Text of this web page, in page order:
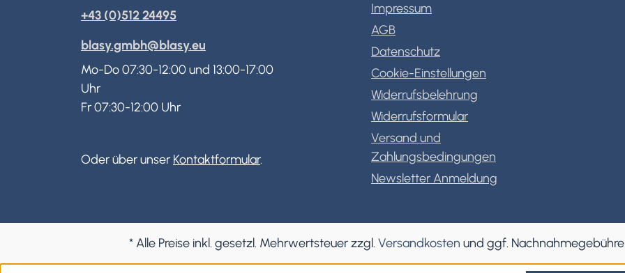
+43 (0)512 24495
blasy.gmbh@blasy.eu
Mo-Do 07:30-12:00 und 13:00-17:00
Uhr
Fr 07:30-12:00 Uhr
Oder über unser Kontaktformular.
Impressum
AGB
Datenschutz
Cookie-Einstellungen
Widerrufsbelehrung
Widerrufsformular
Versand und
Zahlungsbedingungen
Newsletter Anmeldung
* Alle Preise inkl. gesetzl. Mehrwertsteuer zzgl. Versandkosten und ggf.